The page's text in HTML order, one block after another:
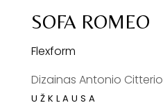
SOFA ROMEO
Flexform
Dizainas Antonio Citterio